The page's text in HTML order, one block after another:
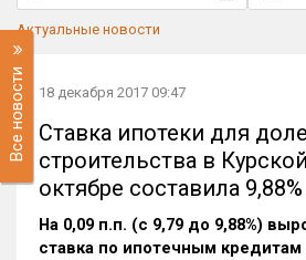
Актуальные новости
Все новости 18 декабря 2017 09:47
Ставка ипотеки для
строительства в
октябре составила 9,88%
На 0,09 п.п. (с 9,79 до 9,88%)
ставка по ипотечным